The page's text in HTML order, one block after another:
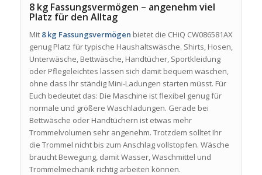
8 kg Fassungsvermögen – angenehm viel
Platz für den Alltag
Mit 8 kg Fassungsvermögen bietet die CHiQ CW086581AX
genug Platz für typische Haushaltswäsche. Shirts, Hosen,
Unterwäsche, Bettwäsche, Handtücher, Sportkleidung
oder Pflegeleichtes lassen sich damit bequem waschen,
ohne dass Ihr ständig Mini-Ladungen starten müsst. Für
Euch bedeutet das: Die Maschine ist flexibel genug für
normale und größere Waschladungen. Gerade bei
Bettwäsche oder Handtüchern ist etwas mehr
Trommelvolumen sehr angenehm. Trotzdem solltet Ihr
die Trommel nicht bis zum Anschlag vollstopfen. Wäsche
braucht Bewegung, damit Wasser, Waschmittel und
Trommelmechanik richtig arbeiten können.